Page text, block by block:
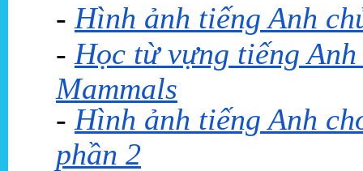
- Hình ảnh tiếng Anh
- Học từ vựng tiếng
Mammals
- Hình ảnh tiếng Anh
phần 2